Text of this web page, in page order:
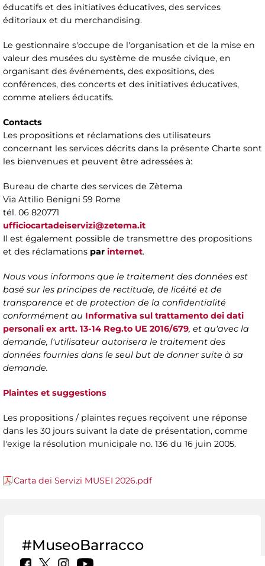
éducatifs et des initiatives éducatives, des services
éditoriaux et du merchandising.
Le gestionnaire s'occupe de l'organisation et de la mise en
valeur des musées du système de musée civique, en
organisant des événements, des expositions, des
conférences, des concerts et des initiatives éducatives,
comme ateliers éducatifs.
Contacts
Les propositions et réclamations des utilisateurs
concernant les services décrits dans la présente Charte sont
les bienvenues et peuvent être adressées à:
Bureau de charte des services de Zètema
Via Attilio Benigni 59 Rome
tél. 06 820771
ufficiocartadeiservizi@zetema.it
Il est également possible de transmettre des propositions
et des réclamations par internet.
Nous vous informons que le traitement des données est
basé sur les principes de rectitude, de licéité et de
transparence et de protection de la confidentialité
conformément au Informativa sul trattamento dei dati
personali ex artt. 13-14 Reg.to UE 2016/679, et qu'avec la
demande, l'utilisateur autorisera le traitement des
données fournies dans le seul but de donner suite à sa
demande.
Plaintes et suggestions
Les propositions / plaintes reçues reçoivent une réponse
dans les 30 jours suivant la date de présentation, comme
l'exige la résolution municipale no. 136 du 16 juin 2005.
Carta dei Servizi MUSEI 2026.pdf
#MuseoBarracco